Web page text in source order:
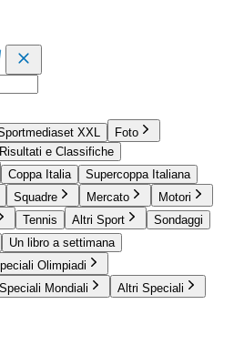
XXL
Foto
Risultati e Classifiche
Coppa Italia
Supercoppa Italiana
Squadre Mercato
Motori
Tennis Altri Sport
Sondaggi
Un libro a settimana
Olimpiadi
Speciali Mondiali Altri Speciali